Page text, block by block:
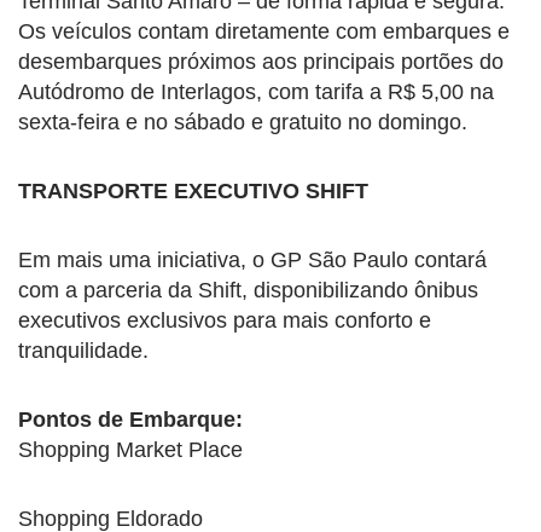
Os veículos contam diretamente com embarques e
desembarques próximos aos principais portões do
Autódromo de Interlagos, com tarifa a R$ 5,00 na
sexta-feira e no sábado e gratuito no domingo.
TRANSPORTE EXECUTIVO SHIFT
Em mais uma iniciativa, o GP São Paulo contará
com a parceria da Shift, disponibilizando ônibus
executivos exclusivos para mais conforto e
tranquilidade.
Pontos de Embarque:
Shopping Market Place
Shopping Eldorado